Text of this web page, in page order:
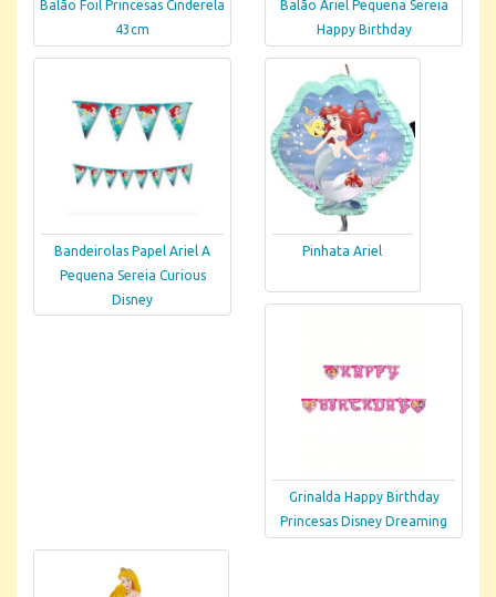
Balão Foil Princesas Cinderela
43cm
Balão Ariel Pequena Sereia
Happy Birthday
Bandeirolas Papel Ariel A
Pequena Sereia Curious
Disney
Pinhata Ariel
Grinalda Happy Birthday
Princesas Disney Dreaming